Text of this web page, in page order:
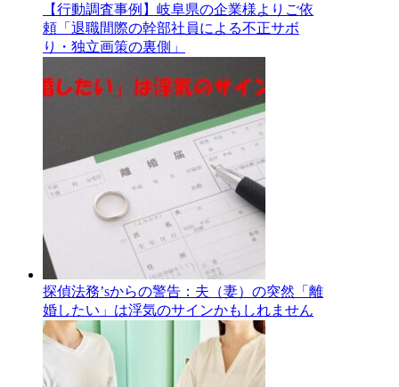
【行動調査事例】岐阜県の企業様よりご依
頼「退職間際の幹部社員による不正サボ
り・独立画策の裏側」
探偵法務’sからの警告：夫（妻）の突然「離
婚したい」は浮気のサインかもしれません